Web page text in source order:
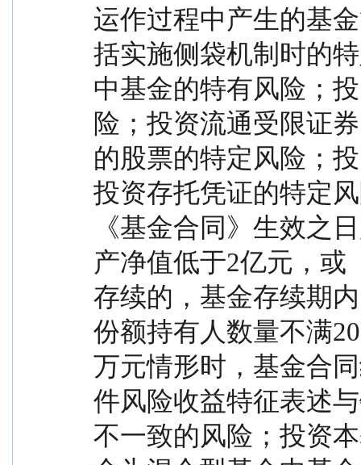
运作过程中产生的基
括实施侧袋机制时的
中基金的特有风险；
险；投资流通受限证
的股票的特定风险；
投资存托凭证的特定
《基金合同》生效之
产净值低于2亿元，或
存续的，基金存续期
份额持有人数量不满
万元情形时，基金合
件风险收益特征表述
不一致的风险；投资